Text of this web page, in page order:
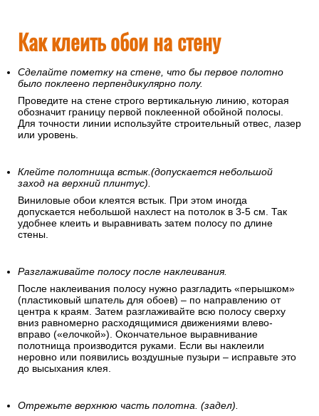
Как клеить обои на стену
Сделайте пометку на стене, что бы первое полотно
было поклеено перпендикулярно полу.
Проведите на стене строго вертикальную линию, которая
обозначит границу первой поклеенной обойной полосы.
Для точности линии используйте строительный отвес, лазер
или уровень.
Клейте полотнища встык.(допускается небольшой
заход на верхний плинтус).
Виниловые обои клеятся встык. При этом иногда
допускается небольшой нахлест на потолок в 3-5 см. Так
удобнее клеить и выравнивать затем полосу по длине
стены.
Разглаживайте полосу после наклеивания.
После наклеивания полосу нужно разгладить «перышком»
(пластиковый шпатель для обоев) – по направлению от
центра к краям. Затем разглаживайте всю полосу сверху
вниз равномерно расходящимися движениями влево-
вправо («елочкой»). Окончательное выравнивание
полотнища производится руками. Если вы наклеили
неровно или появились воздушные пузыри – исправьте это
до высыхания клея.
Отрежьте верхнюю часть полотна. (задел).